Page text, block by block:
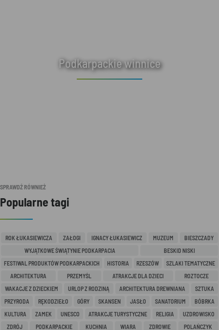
Podkarpackie winnice
SPRAWDŹ RÓWNIEŻ
Popularne tagi
ROK ŁUKASIEWICZA ZAŁOGI IGNACY ŁUKASIEWICZ MUZEUM
BIESZCZADY
WYJĄTKOWE ŚWIĄTYNIE PODKARPACIA
BESKID NISKI
FESTIWAL PRODUKTÓW PODKARPACKICH
HISTORIA RZESZÓW
SZLAKI TEMATYCZNE
ARCHITEKTURA
PRZEMYŚL ATRAKCJE DLA DZIECI
ROZTOCZE
WAKACJE Z DZIECKIEM
URLOP Z RODZINĄ ARCHITEKTURA DREWNIANA
SZTUKA
PRZYRODA
RĘKODZIEŁO GÓRY SKANSEN JASŁO SANATORIUM
BÓBRKA
KULTURA
ZAMEK UNESCO ATRAKCJE TURYSTYCZNE RELIGIA
UZDROWISKO
ZDRÓJ
PODKARPACKIE KUCHNIA WIARA ZDROWIE
POLAŃCZYK